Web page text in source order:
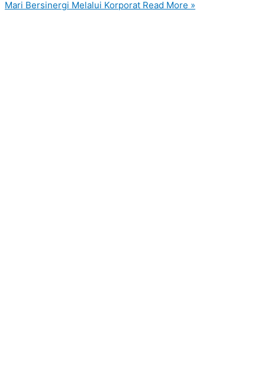
Mari Bersinergi Melalui Korporat Read More »